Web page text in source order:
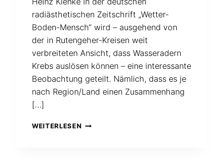
radiästhetischen Zeitschrift „Wetter-
Boden-Mensch“ wird – ausgehend von
der in Rutengeher-Kreisen weit
verbreiteten Ansicht, dass Wasseradern
Krebs auslösen können – eine interessante
Beobachtung geteilt. Nämlich, dass es je
nach Region/Land einen Zusammenhang
[…]
WEITERLESEN KANN